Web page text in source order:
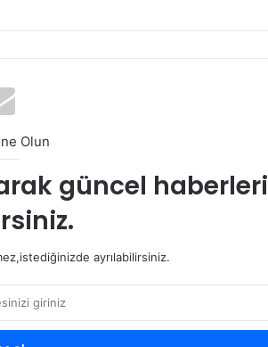
Olun
güncel haberleri
ayrılabilirsiniz.